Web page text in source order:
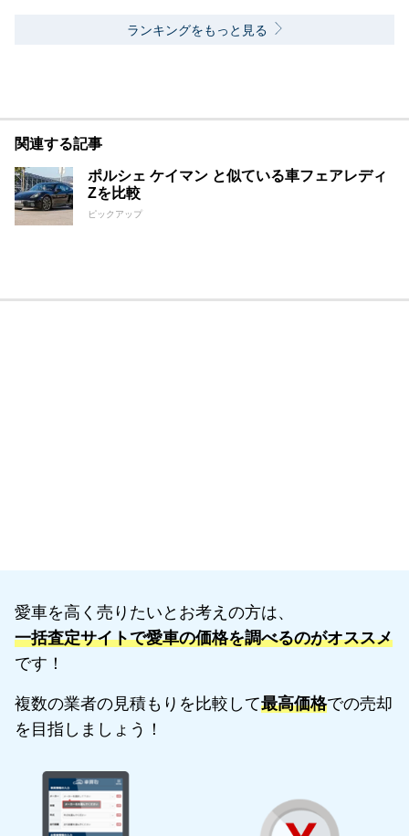
ランキングをもっと見る
関連する記事
ポルシェ ケイマン と似ている車フェアレディ
Zを比較
ピックアップ
愛車を高く売りたいとお考えの方は、
一括査定サイトで愛車の価格を調べるのがオススメ
です！
複数の業者の見積もりを比較して最高価格での売却
を目指しましょう！